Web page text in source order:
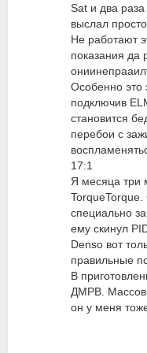
Sat и два
выслал
Не работают
показания да
Особенно это
подключив
становится
перебои с
17:1
Я месяца три
TorqueTorque.
специально
ему скинул
Denso вот
правильные
В
ДМРВ.
он у меня